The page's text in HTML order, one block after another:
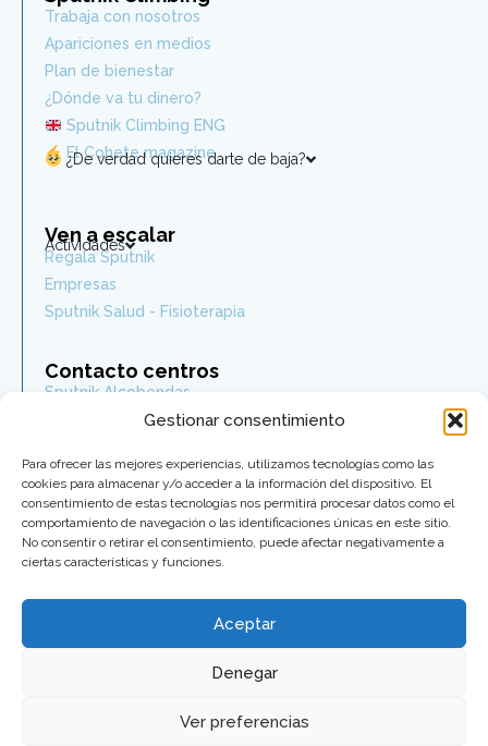
Gestionar consentimiento
Para ofrecer las mejores experiencias, utilizamos tecnologías como las
cookies para almacenar y/o acceder a la información del dispositivo. El
consentimiento de estas tecnologías nos permitirá procesar datos como el
comportamiento de navegación o las identificaciones únicas en este sitio.
No consentir o retirar el consentimiento, puede afectar negativamente a
ciertas características y funciones.
Aceptar
Denegar
Ver preferencias
Trabaja con nosotros
Apariciones en medios
Plan de bienestar
¿Dónde va tu dinero?
Sputnik Climbing ENG
El Cohete magazine
¿De verdad quieres darte de baja?
Ven a escalar
Actividades
Regala Sputnik
Empresas
Sputnik Salud - Fisioterapia
Contacto centros
Sputnik Alcobendas
Sputnik Las Rozas
Sputnik Berango
Sputnik Chamberí
Sputnik Guindalera
Sputnik Asturias
Síguenos
Aviso legal y Política de privacidad